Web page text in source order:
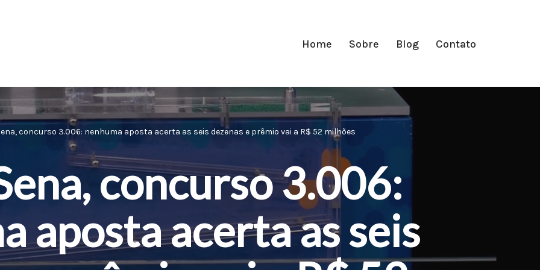
Home Sobre Blog Contato
concurso 3.006: nenhuma aposta acerta as seis dezenas e prêmio vai a R$ 52 milhões
concurso 3.006:
aposta acerta as seis